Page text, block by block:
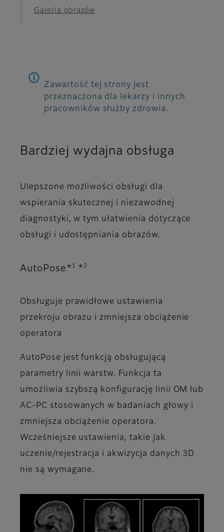
Galeria obrazów
Zawartość tej strony jest
przeznaczona dla lekarzy i innych
pracowników służby zdrowia.
Bardziej wydajna obsługa
Ulepszone możliwości obsługi dla
wspierania skutecznej i niezawodnej
diagnostyki, w tym ułatwienia dotyczące
obsługi i udostępniania obrazów.
AutoPose* 1 * 2
Obsługuje prawidłowe ustawienia
przekroju obrazu i zmniejsza obciążenie
operatora
AutoPose jest funkcją obsługującą
parametry linii warstw. Funkcja ta
umożliwia szybszą konfigurację linii OM lub
AC-PC stosowanych w badaniach głowy i
zmniejsza obciążenie operatora.
Wcześniejsze ustawienia, takie jak
uczenie/rejestracja i akwizycja danych 3D
nie są wymagane.